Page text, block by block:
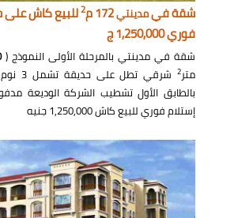
شقة فيمدينتي 2للبيع كاش على
فوري 1,250,000 ج
شقة في مدينتي بالمرحلة الأولى النموذج (
متر2
بالطابق الأول تشطيب الشركة الوديعة
إستلام فوري للبيع كاش 1,250,000 جنيه